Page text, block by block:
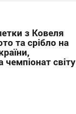
з Ковеля
та срібло на
світу